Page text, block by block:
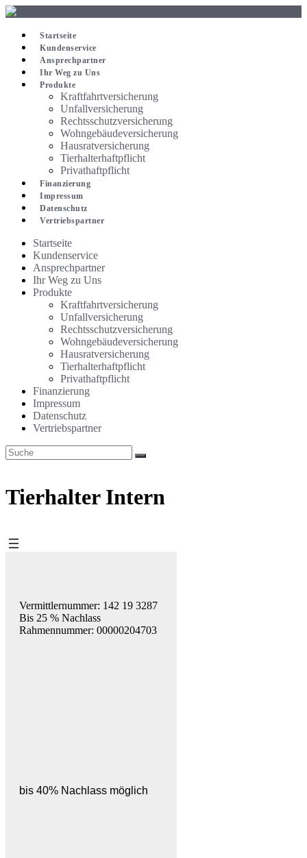
Zum
springenStartseite
Kundenservice
Ansprechpartner
Ihr Weg zu Uns
Produkte
Kraftfahrtversicherung
Unfallversicherung
Rechtsschutzversicherung
Wohngebäudeversicherung
Hausratversicherung
Tierhalterhaftpflicht
Privathaftpflicht
Finanzierung
Impressum
Datenschutz
Vertriebspartner
Startseite
Kundenservice
Ansprechpartner
Ihr Weg zu Uns
Produkte
Kraftfahrtversicherung
Unfallversicherung
Rechtsschutzversicherung
Wohngebäudeversicherung
Hausratversicherung
Tierhalterhaftpflicht
Privathaftpflicht
Finanzierung
Impressum
Datenschutz
Vertriebspartner
Tierhalter Intern
Vermittlernummer: 142 19 3287
Bis 25 % Nachlass
Rahmennummer: 00000204703
bis 40% Nachlass möglich